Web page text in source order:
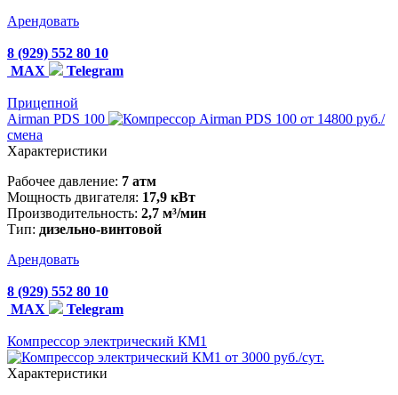
Арендовать
8 (929) 552 80 10
MAX
Telegram
Прицепной
Airman PDS 100
от 14800 руб./
смена
Характеристики
Рабочее давление: 7 атм
Мощность двигателя: 17,9 кВт
Производительность: 2,7 м³/мин
Тип: дизельно-винтовой
Арендовать
8 (929) 552 80 10
MAX
Telegram
Компрессор электрический КМ1
от 3000 руб./сут.
Характеристики